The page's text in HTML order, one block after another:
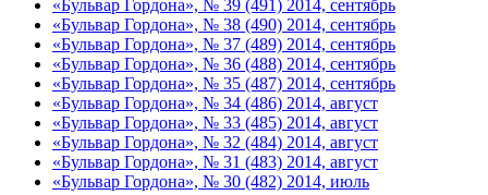
«Бульвар Гордона», № 39 (491) 2014, сентябрь
«Бульвар Гордона», № 38 (490) 2014, сентябрь
«Бульвар Гордона», № 37 (489) 2014, сентябрь
«Бульвар Гордона», № 36 (488) 2014, сентябрь
«Бульвар Гордона», № 35 (487) 2014, сентябрь
«Бульвар Гордона», № 34 (486) 2014, август
«Бульвар Гордона», № 33 (485) 2014, август
«Бульвар Гордона», № 32 (484) 2014, август
«Бульвар Гордона», № 31 (483) 2014, август
«Бульвар Гордона», № 30 (482) 2014, июль